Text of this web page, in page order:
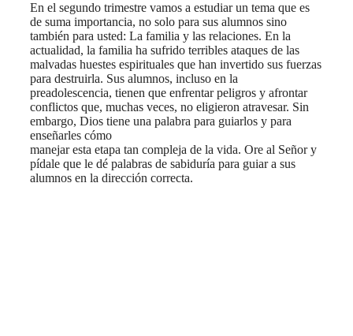
En el segundo trimestre vamos a estudiar un tema que es
de suma importancia, no solo para sus alumnos sino
también para usted: La familia y las relaciones. En la
actualidad, la familia ha sufrido terribles ataques de las
malvadas huestes espirituales que han invertido sus fuerzas
para destruirla. Sus alumnos, incluso en la
preadolescencia, tienen que enfrentar peligros y afrontar
conflictos que, muchas veces, no eligieron atravesar. Sin
embargo, Dios tiene una palabra para guiarlos y para
enseñarles cómo
manejar esta etapa tan compleja de la vida. Ore al Señor y
pídale que le dé palabras de sabiduría para guiar a sus
alumnos en la dirección correcta.